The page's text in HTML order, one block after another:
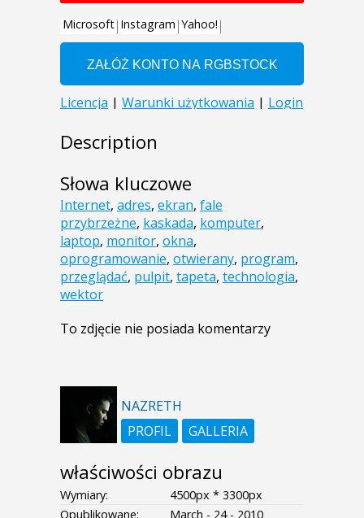
Description
Słowa kluczowe
Internet, adres, ekran, fale
przybrzeżne, kaskada, komputer,
laptop, monitor, okna,
oprogramowanie, otwierany, program,
przeglądać, pulpit, tapeta, technologia,
wektor
To zdjęcie nie posiada komentarzy
NAZRETH
PROFIL
GALLERIA
właściwości obrazu
Wymiary:
4500px * 3300px
Opublikowane:
March - 24 - 2010